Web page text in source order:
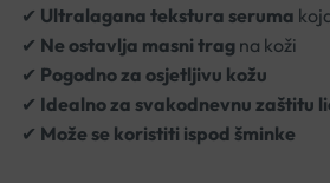
✔ Ultralagana tekstura seruma
✔ Ne ostavlja masni trag na koži
✔ Pogodno za osjetljivu kožu
✔ Idealno za svakodnevnu zaštitu
✔ Može se koristiti ispod šminke